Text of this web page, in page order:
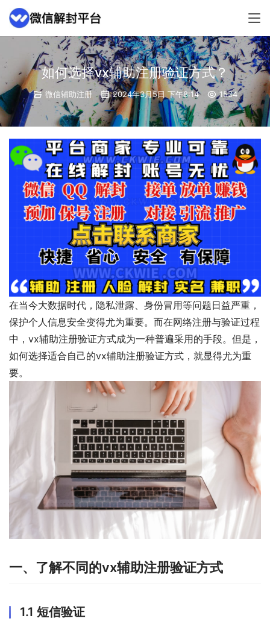
如何选择vx辅助注册验证方式？
微信辅助注册 2024年3月5日 下午8:14 1534
在当今大数据时代，隐私泄露、身份冒用等问题日益严重，
保护个人信息安全变得尤为重要。而在网络注册与验证过程
中，vx辅助注册验证方式成为一种普遍采用的手段。但是，
如何选择适合自己的vx辅助注册验证方式，就显得尤为重
要。
一、了解不同的vx辅助注册验证方式
1.1 短信验证